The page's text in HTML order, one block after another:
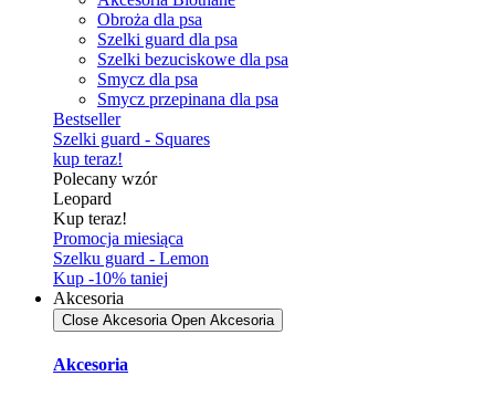
Obroża dla psa
Szelki guard dla psa
Szelki bezuciskowe dla psa
Smycz dla psa
Smycz przepinana dla psa
Bestseller
Szelki guard - Squares
kup teraz!
Polecany wzór
Leopard
Kup teraz!
Promocja miesiąca
Szelku guard - Lemon
Kup -10% taniej
Akcesoria
Close Akcesoria Open Akcesoria
Akcesoria